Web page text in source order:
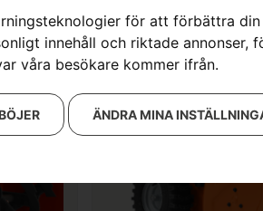
för att förbättra
innehåll och riktade annonser,
våra besökare kommer ifrån.
ÄNDRA MINA